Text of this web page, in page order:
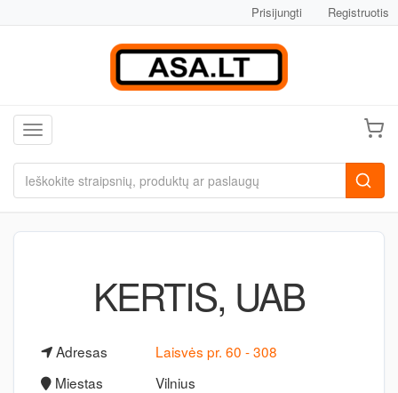
Prisijungti Registruotis
Toggle navigation
KERTIS, UAB
Adresas
Laisvės pr. 60 - 308
Miestas
Vilnius